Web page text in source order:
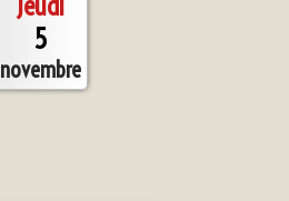
5
novembre